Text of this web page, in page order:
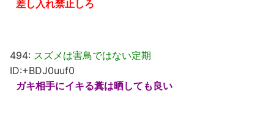
差し入れ禁止しろ
494: スズメは害鳥ではない定期
ID:+BDJ0uuf0
ガキ相手にイキる糞は晒しても良い